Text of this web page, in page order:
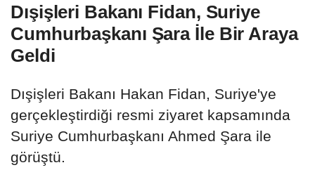
Dışişleri Bakanı Fidan, Suriye
Cumhurbaşkanı Şara İle Bir Araya
Geldi
Dışişleri Bakanı Hakan Fidan, Suriye'ye
gerçekleştirdiği resmi ziyaret kapsamında
Suriye Cumhurbaşkanı Ahmed Şara ile
görüştü.